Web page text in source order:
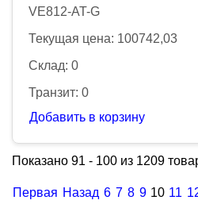
VE812-AT-G
Текущая цена: 100742,03
Склад: 0
Транзит: 0
Добавить в корзину
Показано 91 - 100 из 1209
Первая Назад 6 7 8 9 10 11